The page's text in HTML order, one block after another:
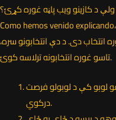
ولې د کازینو ویب پاڼه غوره کړئ؟
Como hemos venido explicando، د کازینو ویب پاڼه د مختلفو لوبو او د دوی
انتخاب دی. د دې انتخابونو سره،
تاسو غوره انتخابونه ترلاسه کوئ.
لوبو کې د لوبولو فرصت
درکوي.